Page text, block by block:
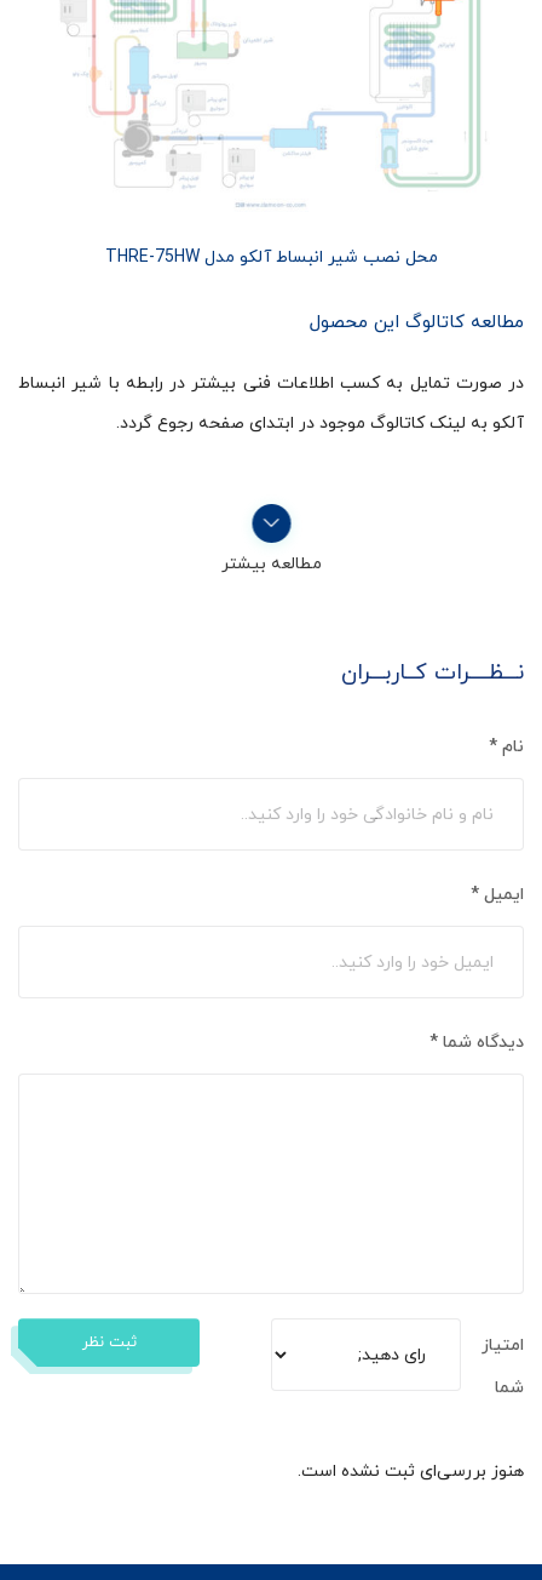
محل نصب شیر انبساط آلکو مدل THRE-75HW
مطالعه کاتالوگ این محصول
در صورت تمایل به کسب اطلاعات فنی بیشتر در رابطه با شیر انبساط
آلکو به لینک کاتالوگ موجود در ابتدای صفحه رجوع گردد.
مطالعه بیشتر
نـــظــــرات کــاربـــران
نام *
ایمیل *
دیدگاه شما *
امتیاز
شما
ثبت نظر
هنوز بررسی‌ای ثبت نشده است.